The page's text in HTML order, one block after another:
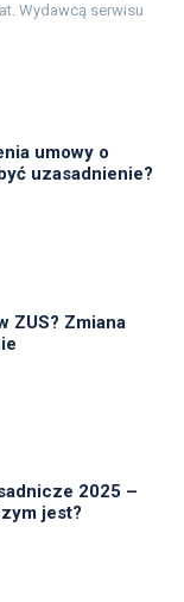
Wydawcą serwisu
umowy o
uzasadnienie?
ZUS? Zmiana
2025 –
jest?